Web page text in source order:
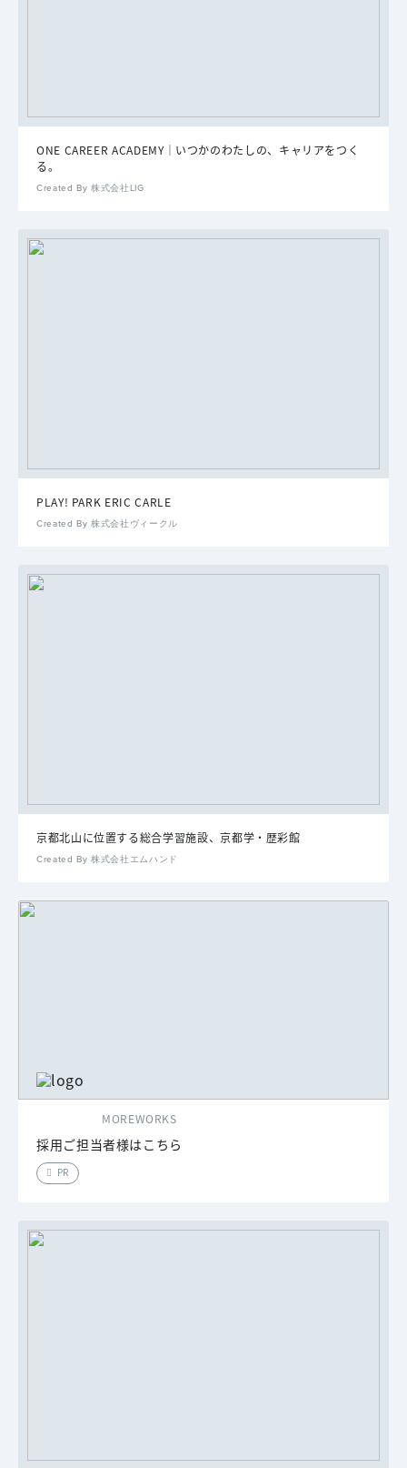
ONE CAREER ACADEMY｜いつかのわたしの、キャリアをつく
る。
Created By 株式会社LIG
PLAY! PARK ERIC CARLE
Created By 株式会社ヴィークル
京都北山に位置する総合学習施設、京都学・歴彩館
Created By 株式会社エムハンド
MOREWORKS
採用ご担当者様はこちら
PR